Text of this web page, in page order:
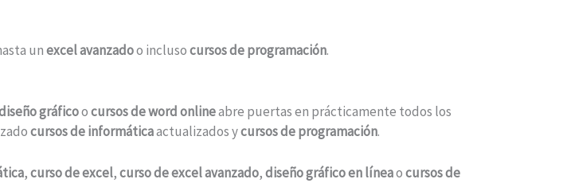
unexcel avanzadoo inclusocursos de programación.
gráficoocursos de word onlineabre puertas en prácticamente todos los
cursos de informáticaactualizados ycursos de programación.
,curso de excel,curso de excel avanzado,diseño gráfico en líneaocursos de